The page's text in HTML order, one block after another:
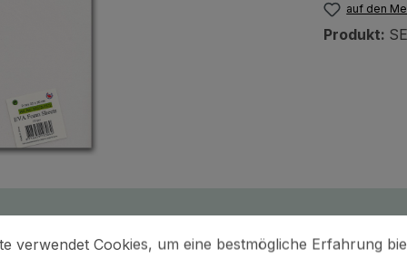
auf den
Produkt:
Cookies, um eine bestmögliche Erfahrung
verwendet Cookies, um eine bestmögliche Erfahrung